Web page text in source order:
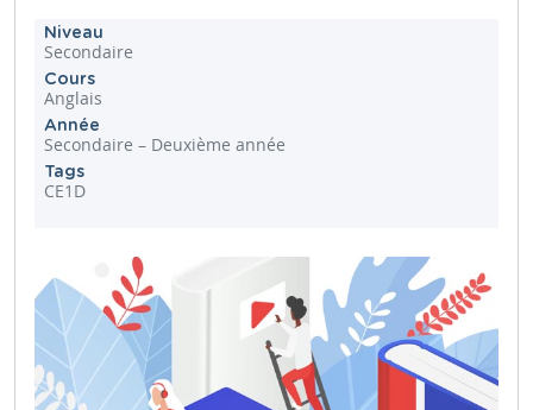
Niveau
Secondaire
Cours
Anglais
Année
Secondaire – Deuxième année
Tags
CE1D